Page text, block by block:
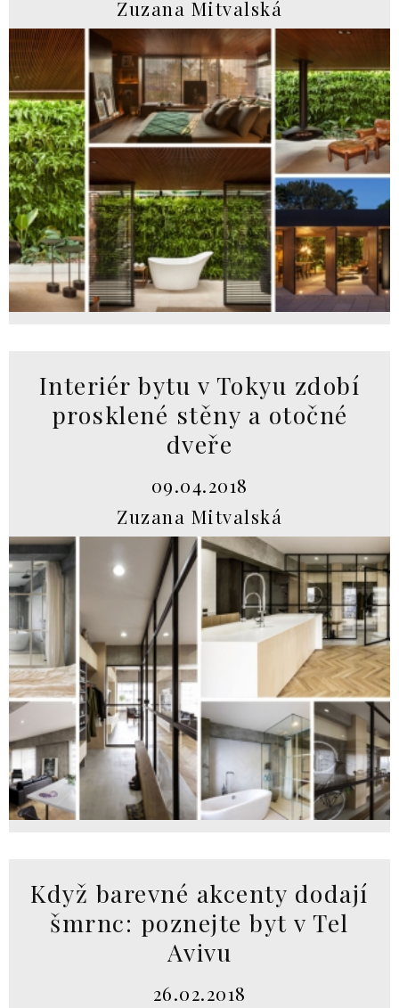
Zuzana Mitvalská
Interiér bytu v Tokyu zdobí
prosklené stěny a otočné
dveře
09.04.2018
Zuzana Mitvalská
Když barevné akcenty dodají
šmrnc: poznejte byt v Tel
Avivu
26.02.2018